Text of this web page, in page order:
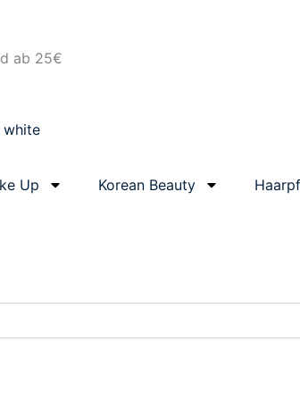
ab 25€
Up Korean Beauty